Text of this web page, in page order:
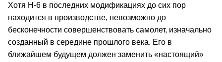
Хотя Н-6 в последних модификациях до сих пор
находится в производстве, невозможно до
бесконечности совершенствовать самолет, изначально
созданный в середине прошлого века. Его в
ближайшем будущем должен заменить «настоящий»